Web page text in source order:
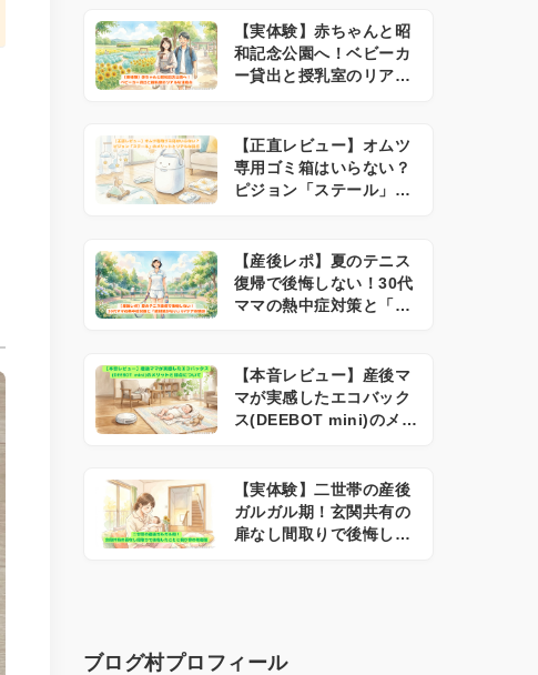
【実体験】赤ちゃんと昭
和記念公園へ！ベビーカ
ー貸出と授乳室のリアル
【正直レビュー】オムツ
専用ゴミ箱はいらない？
ピジョン「ステール」の
【産後レポ】夏のテニス
復帰で後悔しない！30代
ママの熱中症対策と「絶
【本音レビュー】産後マ
マが実感したエコバック
ス(DEEBOT mini)のメリ
【実体験】二世帯の産後
ガルガル期！玄関共有の
扉なし間取りで後悔した
ブログ村プロフィール